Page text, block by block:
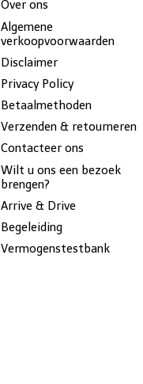
Over ons
Algemene
verkoopvoorwaarden
Disclaimer
Privacy Policy
Betaalmethoden
Verzenden & retourneren
Contacteer ons
Wilt u ons een bezoek
brengen?
Arrive & Drive
Begeleiding
Vermogenstestbank